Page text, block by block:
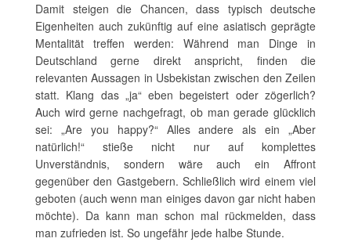
Damit steigen die Chancen, dass typisch deutsche
Eigenheiten auch zukünftig auf eine asiatisch geprägte
Mentalität treffen werden: Während man Dinge in
Deutschland gerne direkt anspricht, finden die
relevanten Aussagen in Usbekistan zwischen den Zeilen
statt. Klang das „ja“ eben begeistert oder zögerlich?
Auch wird gerne nachgefragt, ob man gerade glücklich
sei: „Are you happy?“ Alles andere als ein „Aber
natürlich!“ stieße nicht nur auf komplettes
Unverständnis, sondern wäre auch ein Affront
gegenüber den Gastgebern. Schließlich wird einem viel
geboten (auch wenn man einiges davon gar nicht haben
möchte). Da kann man schon mal rückmelden, dass
man zufrieden ist. So ungefähr jede halbe Stunde.